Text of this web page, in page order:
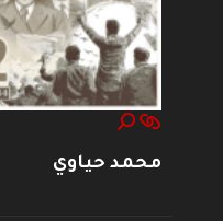
محمد حياوي